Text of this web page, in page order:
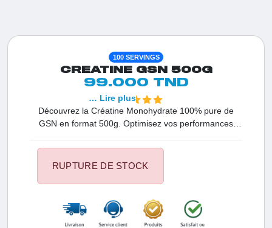
100 SERVINGS
CREATINE GSN 500G
99.000 TND
Découvrez la Créatine Monohydrate 100% pure de
GSN en format 500g. Optimisez vos performances
une dissolution rapide et une absorption maximale.
… Lire plus
RUPTURE DE STOCK